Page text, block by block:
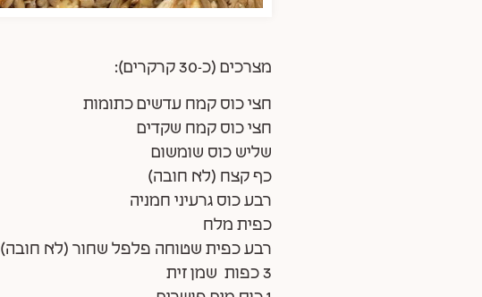
מצרכים (כ-30 קרקרים):
חצי כוס קמח עדשים כתומות
חצי כוס קמח שקדים
שליש כוס שומשום
כף קצח (לא חובה)
רבע כוס גרעיני חמניה
כפית מלח
רבע כפית שטוחה פלפל שחור (לא חובה)
3 כפות שמן זית